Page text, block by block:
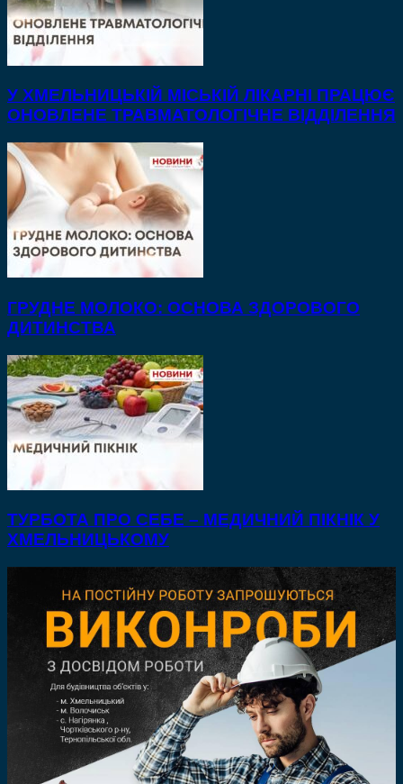
У ХМЕЛЬНИЦЬКІЙ МІСЬКІЙ ЛІКАРНІ ПРАЦЮЄ
ОНОВЛЕНЕ ТРАВМАТОЛОГІЧНЕ ВІДДІЛЕННЯ
ГРУДНЕ МОЛОКО: ОСНОВА ЗДОРОВОГО
ДИТИНСТВА
ТУРБОТА ПРО СЕБЕ – МЕДИЧНИЙ ПІКНІК У
ХМЕЛЬНИЦЬКОМУ